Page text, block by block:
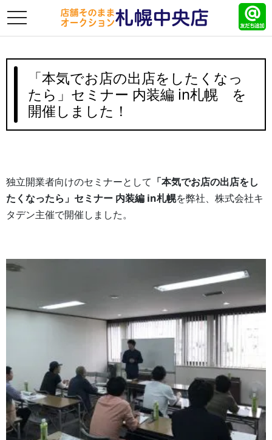
toggle
「本気でお店の出店をしたくなっ
たら」セミナー 内装編 in札幌 を
開催しました！
独立開業者向けのセミナーとして 「本気でお店の出店をし
たくなったら」セミナー 内装編 in札幌を弊社、株式会社キ
タデン主催で開催しました。